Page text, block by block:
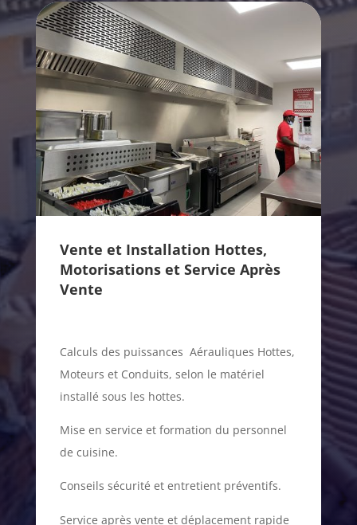
Vente et Installation Hottes,
Motorisations et Service Après
Vente
Calculs des puissances Aérauliques Hottes,
Moteurs et Conduits, selon le matériel
installé sous les hottes.
Mise en service et formation du personnel
de cuisine.
Conseils sécurité et entretient préventifs.
A reliable translation solution treats words
Service après vente et déplacement rapide